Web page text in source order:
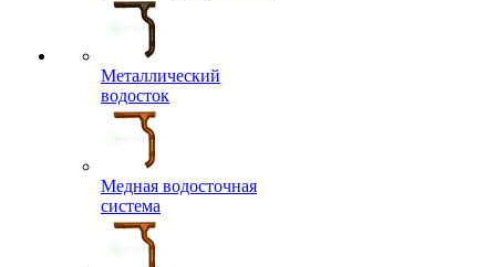
Металлический
водосток
Медная водосточная
система